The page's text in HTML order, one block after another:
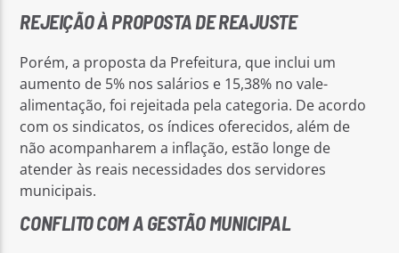
REJEIÇÃO À PROPOSTA DE REAJUSTE
Porém, a proposta da Prefeitura, que inclui um
aumento de 5% nos salários e 15,38% no vale-
alimentação, foi rejeitada pela categoria. De acordo
com os sindicatos, os índices oferecidos, além de
não acompanharem a inflação, estão longe de
atender às reais necessidades dos servidores
municipais.
CONFLITO COM A GESTÃO MUNICIPAL